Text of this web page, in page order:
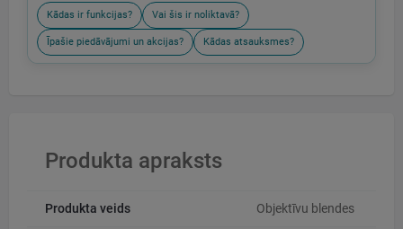
Kādas ir funkcijas? Vai šis ir noliktavā?
Īpašie piedāvājumi un akcijas? Kādas atsauksmes?
Produkta apraksts
Produkta veids Objektīvu blendes